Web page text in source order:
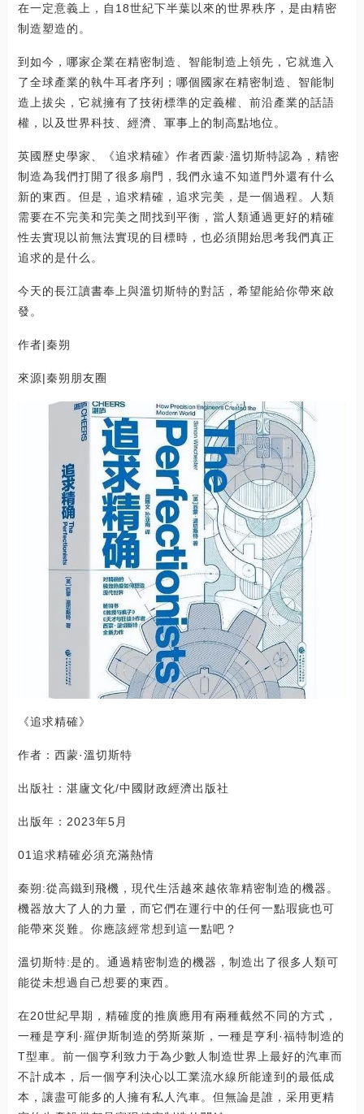
在一定意義上，自18世紀下半葉以來的世界秩序，是由精密
制造塑造的。
到如今，哪家企業在精密制造、智能制造上領先，它就進入
了全球產業的執牛耳者序列；哪個國家在精密制造、智能制
造上拔尖，它就擁有了技術標準的定義權、前沿產業的話語
權，以及世界科技、經濟、軍事上的制高點地位。
英國歷史學家、《追求精確》作者西蒙·溫切斯特認為，精密
制造為我們打開了很多扇門，我們永遠不知道門外還有什么
新的東西。但是，追求精確，追求完美，是一個過程。人類
需要在不完美和完美之間找到平衡，當人類通過更好的精確
性去實現以前無法實現的目標時，也必須開始思考我們真正
追求的是什么。
今天的長江讀書奉上與溫切斯特的對話，希望能給你帶來啟
發。
作者|秦朔
來源|秦朔朋友圈
《追求精確》
作者：西蒙·溫切斯特
出版社：湛廬文化/中國財政經濟出版社
出版年：2023年5月
01追求精確必須充滿熱情
秦朔:從高鐵到飛機，現代生活越來越依靠精密制造的機器。
機器放大了人的力量，而它們在運行中的任何一點瑕疵也可
能帶來災難。你應該經常想到這一點吧？
溫切斯特:是的。通過精密制造的機器，制造出了很多人類可
能從未想過自己想要的東西。
在20世紀早期，精確度的推廣應用有兩種截然不同的方式，
一種是亨利·羅伊斯制造的勞斯萊斯，一種是亨利·福特制造的
T型車。前一個亨利致力于為少數人制造世界上最好的汽車而
不計成本，后一個亨利決心以工業流水線所能達到的最低成
本，讓盡可能多的人擁有私人汽車。但無論是誰，采用更精